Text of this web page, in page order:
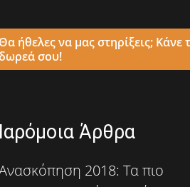
ήθελες να μας στηρίξεις; Κάνε
σου!
Άρθρα
2018: Τα πιο